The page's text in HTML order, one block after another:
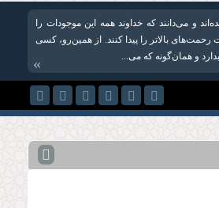
و می‌دانند كه خداوند همه این موجودات را
رحمت‌های بالاتر را پیدا کنند. از همین‌رو، كسی
و همان‌گونه که می‌...
»